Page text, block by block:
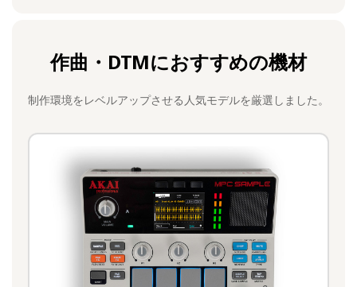
作曲・DTMにおすすめの機材
制作環境をレベルアップさせる人気モデルを厳選しました。